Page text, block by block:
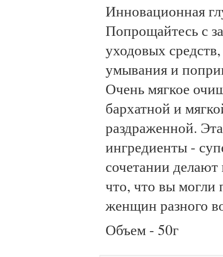
Инновационная
Попрощайтесь с
уходовых
умывания и
Очень мягкое
бархатной и
раздраженной.
ингредиенты -
сочетании
что, что вы могли
женщин разного
Объем - 50г